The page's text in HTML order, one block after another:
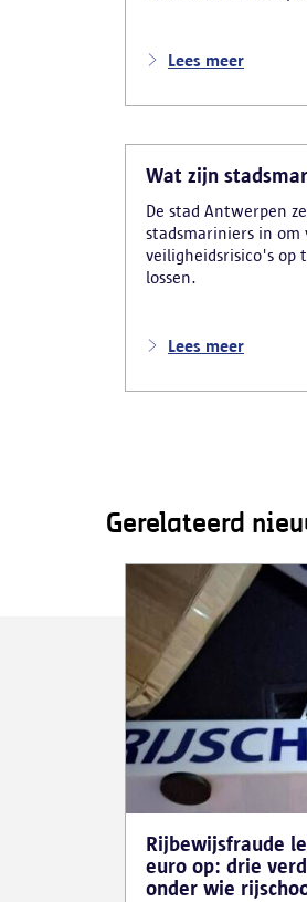
Lees meer
Wat zijn
De stad Antwerpen
stadsmariniers in om
veiligheidsrisico's op
lossen.
Lees meer
Gerelateerd
Rijbewijsfraude
euro op: drie
onder wie